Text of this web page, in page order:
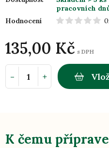
pracovních
Hodnocení
135,00 Kč s DPH
- +
K čemu